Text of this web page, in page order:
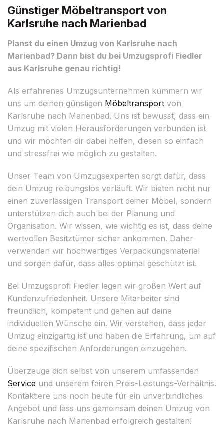
Günstiger Möbeltransport von
Karlsruhe nach Marienbad
Planst du einen Umzug von Karlsruhe nach
Marienbad? Dann bist du bei Umzugsprofi Fiedler
aus Karlsruhe genau richtig!
Als erfahrenes Umzugsunternehmen kümmern wir
uns um deinen günstigen Möbeltransport von
Karlsruhe nach Marienbad. Uns ist bewusst, dass ein
Umzug mit vielen Herausforderungen verbunden ist
und wir möchten dir dabei helfen, diesen so einfach
und stressfrei wie möglich zu gestalten.
Unser Team von Umzugsexperten sorgt dafür, dass
dein Umzug reibungslos verläuft. Wir bieten nicht nur
einen zuverlässigen Transport deiner Möbel, sondern
unterstützen dich auch bei der Planung und
Organisation. Wir wissen, wie wichtig es ist, dass deine
wertvollen Besitztümer sicher ankommen. Daher
verwenden wir hochwertiges Verpackungsmaterial
und sorgen dafür, dass alles optimal geschützt ist.
Bei Umzugsprofi Fiedler legen wir großen Wert auf
Kundenzufriedenheit. Unsere Mitarbeiter sind
freundlich, kompetent und gehen auf deine
individuellen Wünsche ein. Wir verstehen, dass jeder
Umzug einzigartig ist und haben die Erfahrung, um auf
deine spezifischen Anforderungen einzugehen.
Überzeuge dich selbst von unserem umfassenden
Service und unserem fairen Preis-Leistungs-Verhältnis.
Kontaktiere uns noch heute für ein unverbindliches
Angebot und lass uns gemeinsam deinen Umzug von
Karlsruhe nach Marienbad erfolgreich gestalten!